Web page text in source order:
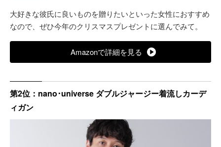
大好きな彼氏に良いものを贈りたいといった女性におすすめ
なので、ぜひ今年のクリスマスプレゼントに選んでみて。
Amazonで詳細を見る
第2位：nano･universe ダブルジャージー着流しカーデ
ィガン